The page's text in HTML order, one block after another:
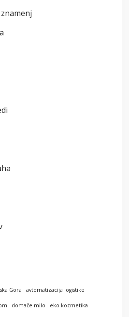
Gora avtomatizacija logistike
domače milo eko kozmetika